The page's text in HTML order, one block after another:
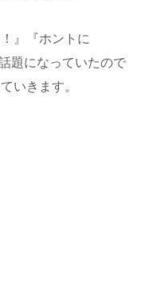
』『ホントに
題になっていたので
いきます。